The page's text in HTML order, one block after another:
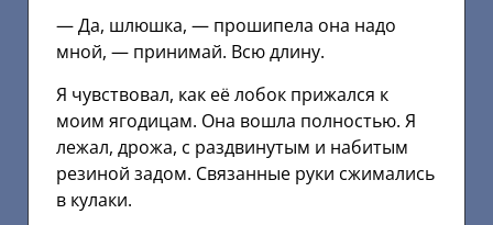
— Да, шлюшка, — прошипела она надо
мной, — принимай. Всю длину.
Я чувствовал, как её лобок прижался к
моим ягодицам. Она вошла полностью. Я
лежал, дрожа, с раздвинутым и набитым
резиной задом. Связанные руки сжимались
в кулаки.